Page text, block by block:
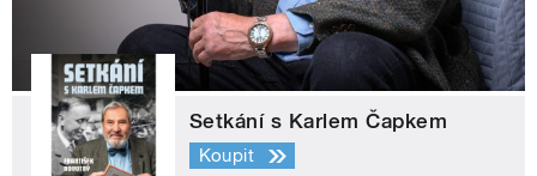
Setkání s Karlem Čapkem
Koupit